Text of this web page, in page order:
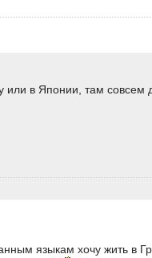
или в Японии, там совсем
языкам хочу жить в